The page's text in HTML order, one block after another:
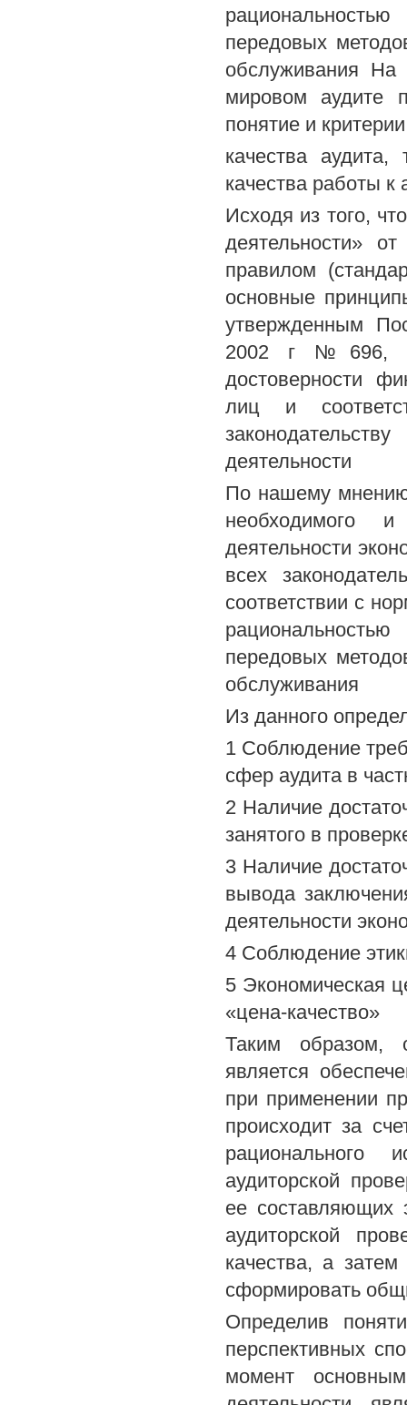
передовых
обслуживания На
мировом аудите
понятие и критерии
качества
качества работы
Исходя из того,
деятельности»
правилом
основные
утвержденным
2002 г №696,
достоверности
лиц и
деятельности
По нашему мнению,
необходимого
деятельности
всех
соответствии с
передовых
обслуживания
Из данного
1 Соблюдение
сфер аудита в
2 Наличие
занятого в
3 Наличие
вывода
деятельности
4 Соблюдение
5 Экономическая
«цена-качество»
Таким образом,
является
при применении
происходит за
рационального
аудиторской
ее составляющих
аудиторской
качества, а
сформировать
Определив
перспективных
момент